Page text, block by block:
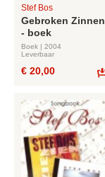
Stef Bos
Gebroken Zinnen
- boek
Boek | 2004
Leverbaar
€ 20,00